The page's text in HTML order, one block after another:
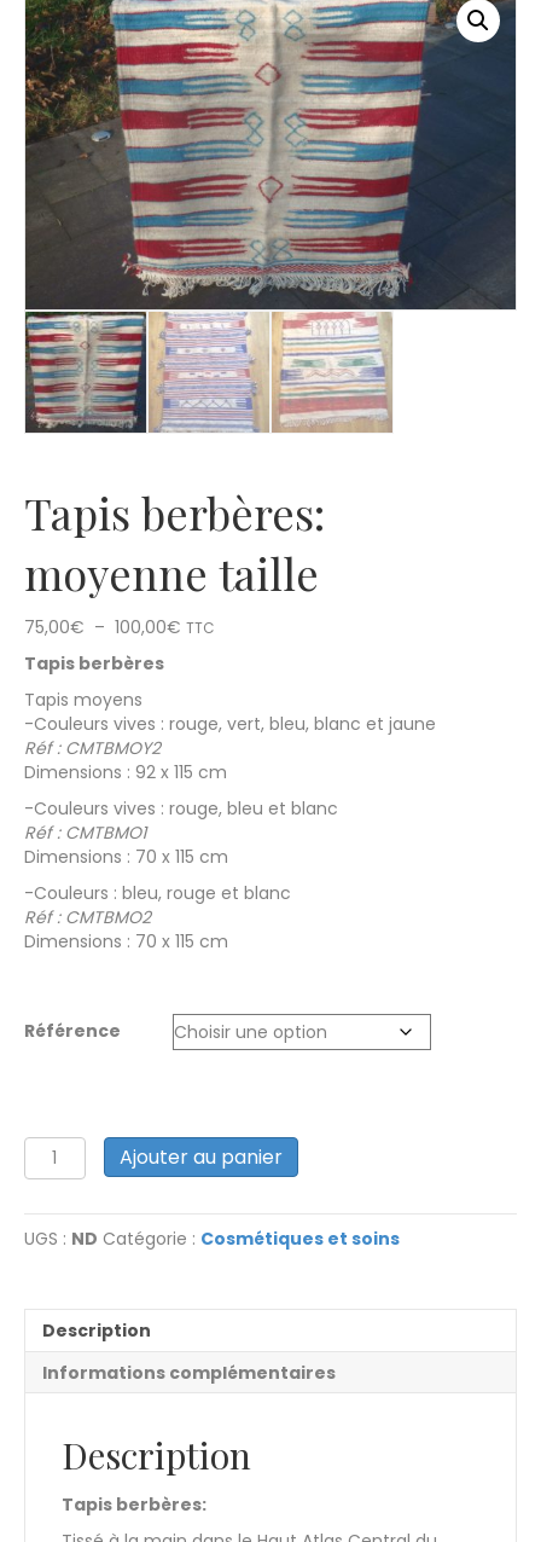
Tapis berbères:
moyenne taille
75,00€ – 100,00€ Plage
à
TTC
Tapis berbères
Tapis moyens
-Couleurs vives : rouge, vert, bleu, blanc et jaune
Réf : CMTBMOY2
Dimensions : 92 x 115 cm
-Couleurs vives : rouge, bleu et blanc
Réf : CMTBMO1
Dimensions : 70 x 115 cm
-Couleurs : bleu, rouge et blanc
Réf : CMTBMO2
Dimensions : 70 x 115 cm
Référence
quantité
de
berbères:
moyenne
Ajouter au panier
l
e
r
v
e
UGS : ND Catégorie : Cosmétiques et soins
Description
Informations complémentaires
Description
Tapis berbères: